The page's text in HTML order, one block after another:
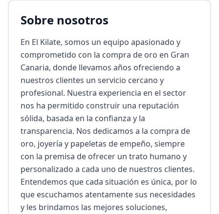
Sobre nosotros
En El Kilate, somos un equipo apasionado y
comprometido con la compra de oro en Gran
Canaria, donde llevamos años ofreciendo a
nuestros clientes un servicio cercano y
profesional. Nuestra experiencia en el sector
nos ha permitido construir una reputación
sólida, basada en la confianza y la
transparencia. Nos dedicamos a la compra de
oro, joyería y papeletas de empeño, siempre
con la premisa de ofrecer un trato humano y
personalizado a cada uno de nuestros clientes.
Entendemos que cada situación es única, por lo
que escuchamos atentamente sus necesidades
y les brindamos las mejores soluciones,